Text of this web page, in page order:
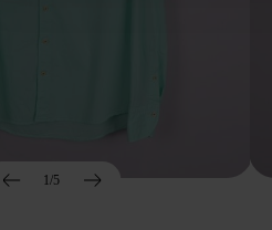
1/5